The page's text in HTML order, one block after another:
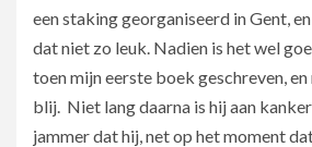
een staking georganiseerd in Gent,
dat niet zo leuk. Nadien is het wel
toen mijn eerste boek geschreven,
blij. Niet lang daarna is hij aan
jammer dat hij, net op het moment